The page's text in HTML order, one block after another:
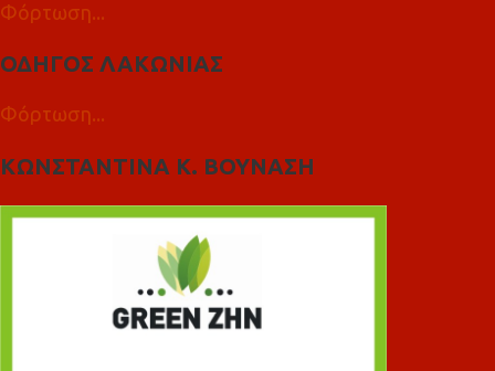
Φόρτωση...
ΟΔΗΓΟΣ ΛΑΚΩΝΙΑΣ
Φόρτωση...
ΚΩΝΣΤΑΝΤΙΝΑ Κ. ΒΟΥΝΑΣΗ